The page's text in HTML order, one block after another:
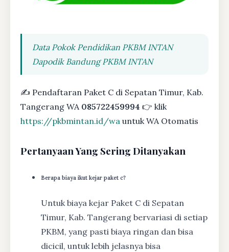
Data Pokok Pendidikan PKBM INTAN
Dapodik Bandung PKBM INTAN
✍ Pendaftaran Paket C di Sepatan Timur, Kab.
Tangerang WA 085722459994 👉 klik
https://pkbmintan.id/wa untuk WA Otomatis
Pertanyaan Yang Sering Ditanyakan
Berapa biaya ikut kejar paket c?
Untuk biaya kejar Paket C di Sepatan
Timur, Kab. Tangerang bervariasi di setiap
PKBM, yang pasti biaya ringan dan bisa
dicicil, untuk lebih jelasnya bisa